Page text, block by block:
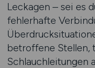
Leckagen – sei es
fehlerhafte
betroffene Stellen,
Schlauchleitungen